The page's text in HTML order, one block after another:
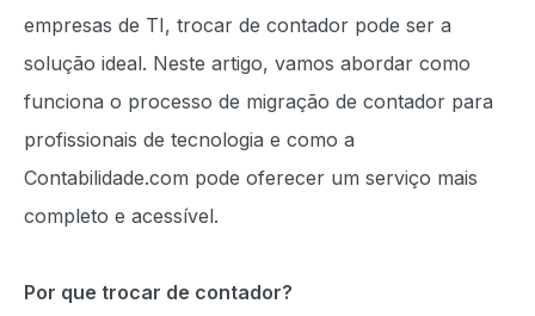
empresas de TI, trocar de contador pode ser a
solução ideal. Neste artigo, vamos abordar como
funciona o processo de migração de contador para
profissionais de tecnologia e como a
Contabilidade.com pode oferecer um serviço mais
completo e acessível.
Por que trocar de contador?